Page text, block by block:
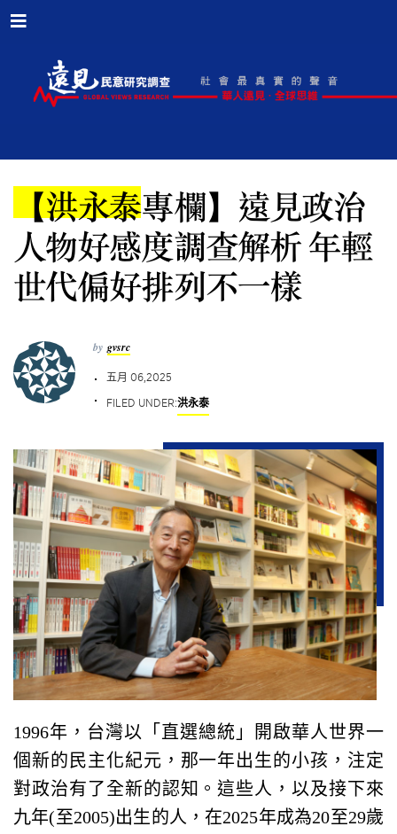
【洪永泰專欄】遠見政治
人物好感度調查解析 年輕
世代偏好排列不一樣
by gvsrc
五月 06,2025
FILED UNDER:洪永泰
1996年，台灣以「直選總統」開啟華人世界一
個新的民主化紀元，那一年出生的小孩，注定
對政治有了全新的認知。這些人，以及接下來
九年(至2005)出生的人，在2025年成為20至29歲